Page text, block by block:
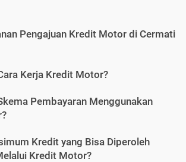
Pengajuan Kredit Motor di Cermati
Kerja Kredit Motor?
Pembayaran Menggunakan
Kredit yang Bisa Diperoleh
Kredit Motor?